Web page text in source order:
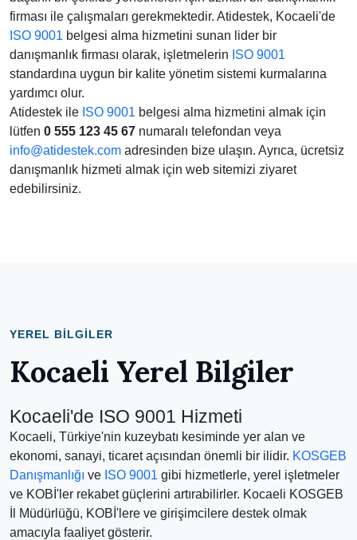
firması ile çalışmaları gerekmektedir. Atidestek, Kocaeli'de
ISO 9001 belgesi alma hizmetini sunan lider bir
danışmanlık firması olarak, işletmelerin ISO 9001
standardına uygun bir kalite yönetim sistemi kurmalarına
yardımcı olur.
Atidestek ile ISO 9001 belgesi alma hizmetini almak için
lütfen 0 555 123 45 67 numaralı telefondan veya
info@atidestek.com adresinden bize ulaşın. Ayrıca, ücretsiz
danışmanlık hizmeti almak için web sitemizi ziyaret
edebilirsiniz.
YEREL BILGILER
Kocaeli Yerel Bilgiler
Kocaeli'de ISO 9001 Hizmeti
Kocaeli, Türkiye'nin kuzeybatı kesiminde yer alan ve
ekonomi, sanayi, ticaret açısından önemli bir ilidir. KOSGEB
Danışmanlığı ve ISO 9001 gibi hizmetlerle, yerel işletmeler
ve KOBİ'ler rekabet güçlerini artırabilirler. Kocaeli KOSGEB
İl Müdürlüğü, KOBİ'lere ve girişimcilere destek olmak
amacıyla faaliyet gösterir.